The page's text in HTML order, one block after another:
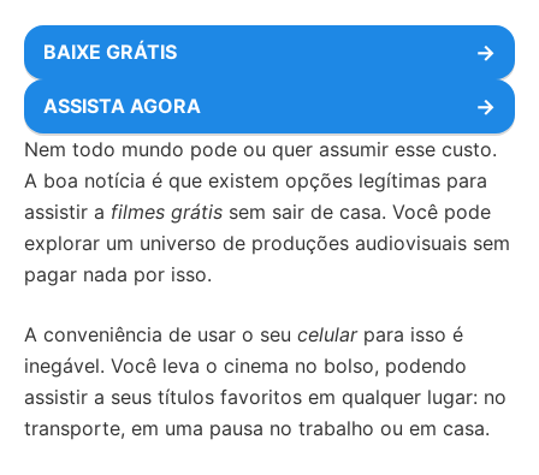
BAIXE GRÁTIS →
ASSISTA AGORA →
Nem todo mundo pode ou quer assumir esse custo.
A boa notícia é que existem opções legítimas para
assistir a filmes grátis sem sair de casa. Você pode
explorar um universo de produções audiovisuais sem
pagar nada por isso.
A conveniência de usar o seu celularpara isso é
inegável. Você leva o cinema no bolso, podendo
assistir a seus títulos favoritos em qualquer lugar: no
transporte, em uma pausa no trabalho ou em casa.